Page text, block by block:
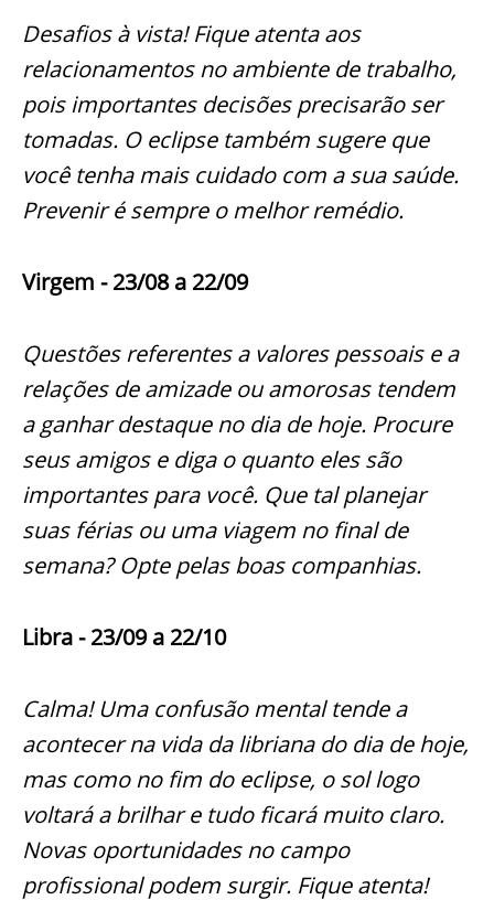
Desafios à vista! Fique atenta aos
relacionamentos no ambiente de trabalho,
pois importantes decisões precisarão ser
tomadas. O eclipse também sugere que
você tenha mais cuidado com a sua saúde.
Prevenir é sempre o melhor remédio.
Virgem - 23/08 a 22/09
Questões referentes a valores pessoais e a
relações de amizade ou amorosas tendem
a ganhar destaque no dia de hoje. Procure
seus amigos e diga o quanto eles são
importantes para você. Que tal planejar
suas férias ou uma viagem no final de
semana? Opte pelas boas companhias.
Libra - 23/09 a 22/10
Calma! Uma confusão mental tende a
acontecer na vida da libriana do dia de hoje,
mas como no fim do eclipse, o sol logo
voltará a brilhar e tudo ficará muito claro.
Novas oportunidades no campo
profissional podem surgir. Fique atenta!